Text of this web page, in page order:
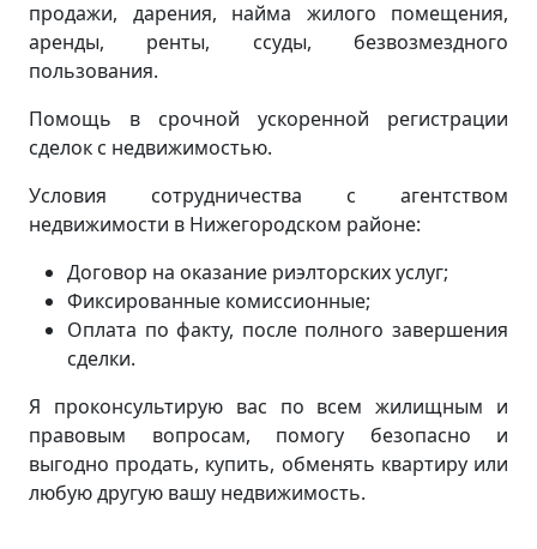
продажи, дарения, найма жилого помещения,
аренды, ренты, ссуды, безвозмездного
пользования.
Помощь в срочной ускоренной регистрации
сделок с недвижимостью.
Условия сотрудничества с агентством
недвижимости в Нижегородском районе:
Договор на оказание риэлторских услуг;
Фиксированные комиссионные;
Оплата по факту, после полного завершения
сделки.
Я проконсультирую вас по всем жилищным и
правовым вопросам, помогу безопасно и
выгодно продать, купить, обменять квартиру или
любую другую вашу недвижимость.